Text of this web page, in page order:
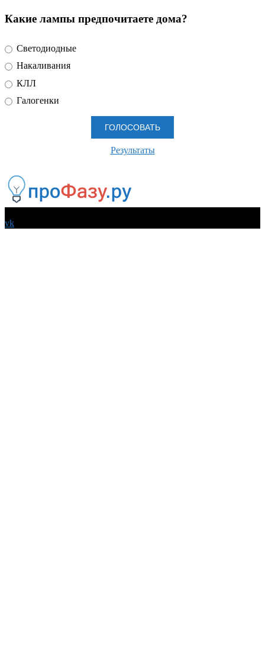
Какие лампы предпочитаете дома?
Светодиодные
Накаливания
КЛЛ
Галогенки
Результаты
vk